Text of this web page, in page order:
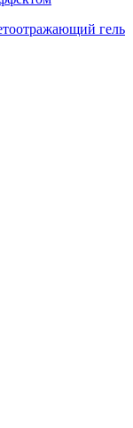
гель